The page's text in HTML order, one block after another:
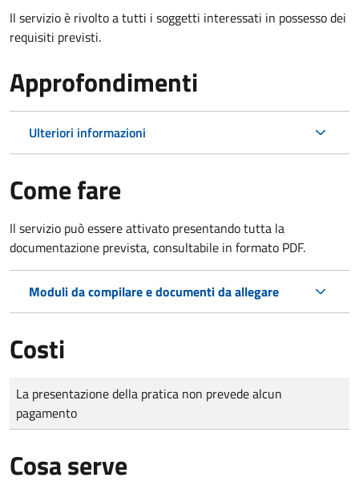
Il servizio è rivolto a tutti i soggetti interessati in possesso dei
requisiti previsti.
Approfondimenti
Ulteriori informazioni
Come fare
Il servizio può essere attivato presentando tutta la
documentazione prevista, consultabile in formato PDF.
Moduli da compilare e documenti da allegare
Costi
Tipo di pagamento
Importo
La presentazione della pratica non prevede alcun
pagamento
Cosa serve